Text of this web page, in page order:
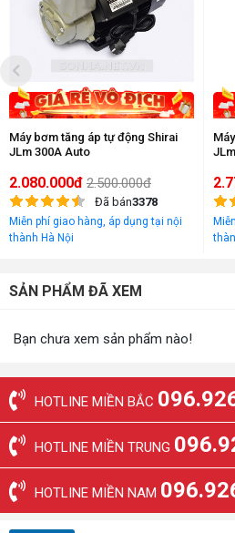
Máy bơm tăng áp tự động Shirai
JLm 300A Auto
2.080.000đ 2.500.000đ
Đã bán3378
Miễn phí giao hàng, áp dụng tại nội
thành Hà Nội
SẢN PHẨM ĐÃ XEM
Bạn chưa xem sản phẩm nào!
HOTLINE MIỀN BẮC
HOTLINE MIỀN TRUNG
HOTLINE MIỀN NAM